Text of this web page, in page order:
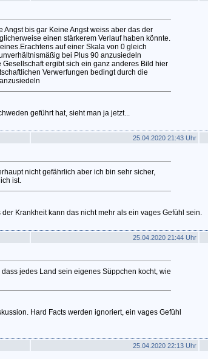
Angst bis gar Keine Angst weiss aber das der
einen stärkerem Verlauf haben könnte.
auf einer Skala von 0 gleich
bei Plus 90 anzusiedeln
Gesellschaft ergibt sich ein ganz anderes Bild hier
Verwerfungen bedingt durch die
geführt hat, sieht man ja jetzt...
25.04.2020 21:43 Uhr
nicht gefährlich aber ich bin sehr sicher,
ist.
Krankheit kann das nicht mehr als ein vages Gefühl sein.
25.04.2020 21:44 Uhr
jedes Land sein eigenes Süppchen kocht, wie
Hard Facts werden ignoriert, ein vages Gefühl
25.04.2020 22:13 Uhr